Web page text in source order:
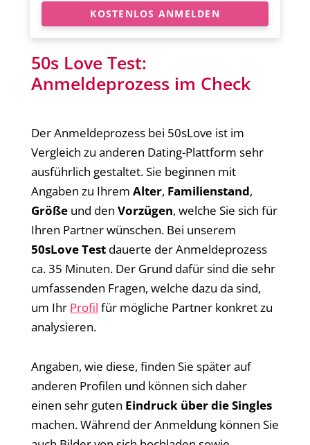
KOSTENLOS ANMELDEN
50s Love Test:
Anmeldeprozess im Check
Der Anmeldeprozess bei 50sLove ist im
Vergleich zu anderen Dating-Plattform sehr
ausführlich gestaltet. Sie beginnen mit
Angaben zu Ihrem Alter, Familienstand,
Größe und den Vorzügen, welche Sie sich für
Ihren Partner wünschen. Bei unserem
50sLove Test dauerte der Anmeldeprozess
ca. 35 Minuten. Der Grund dafür sind die sehr
umfassenden Fragen, welche dazu da sind,
um Ihr Profil für mögliche Partner konkret zu
analysieren.
Angaben, wie diese, finden Sie später auf
anderen Profilen und können sich daher
einen sehr guten Eindruck über die Singles
machen. Während der Anmeldung können Sie